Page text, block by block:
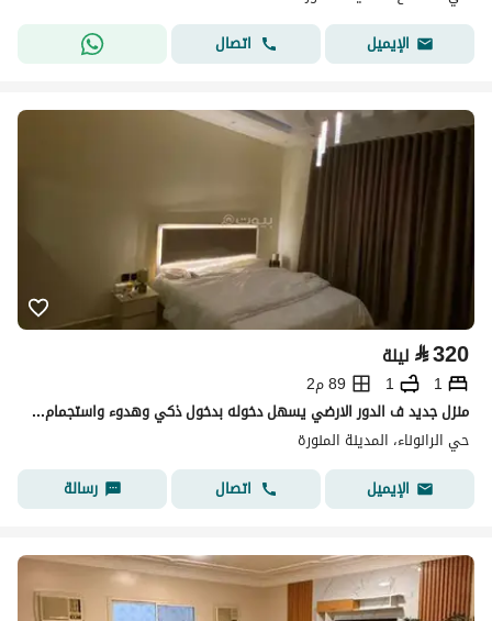
الإيميل
اتصال
⃁320 ليلة
1
1
89 م2
منزل جديد ف الدور الارضي يسهل دخوله بدخول ذكي وهدوء واستجمام لك ولعائلك وتحظى بلحظات جميله لنفسك
حي الرانوناء، المدينة المنورة
الإيميل
اتصال رسالة